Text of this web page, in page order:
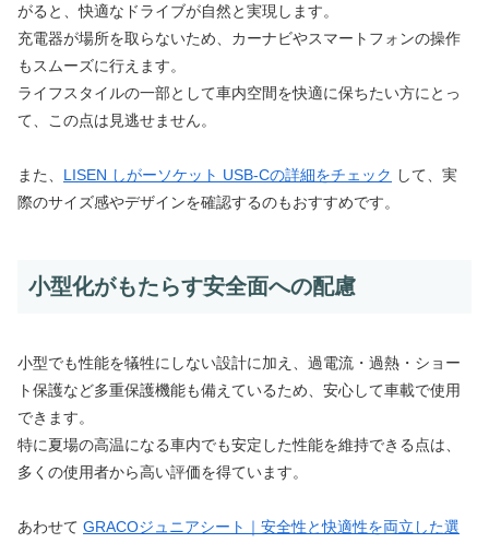
がると、快適なドライブが自然と実現します。
充電器が場所を取らないため、カーナビやスマートフォンの操作
もスムーズに行えます。
ライフスタイルの一部として車内空間を快適に保ちたい方にとっ
て、この点は見逃せません。
また、 LISEN しがーソケット USB-Cの詳細をチェック して、実
際のサイズ感やデザインを確認するのもおすすめです。
小型化がもたらす安全面への配慮
小型でも性能を犠牲にしない設計に加え、過電流・過熱・ショー
ト保護など多重保護機能も備えているため、安心して車載で使用
できます。
特に夏場の高温になる車内でも安定した性能を維持できる点は、
多くの使用者から高い評価を得ています。
あわせて GRACOジュニアシート｜安全性と快適性を両立した選